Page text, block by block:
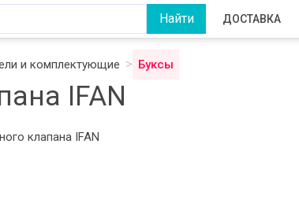
ДОСТАВКА
и комплектующие Буксы
IFAN